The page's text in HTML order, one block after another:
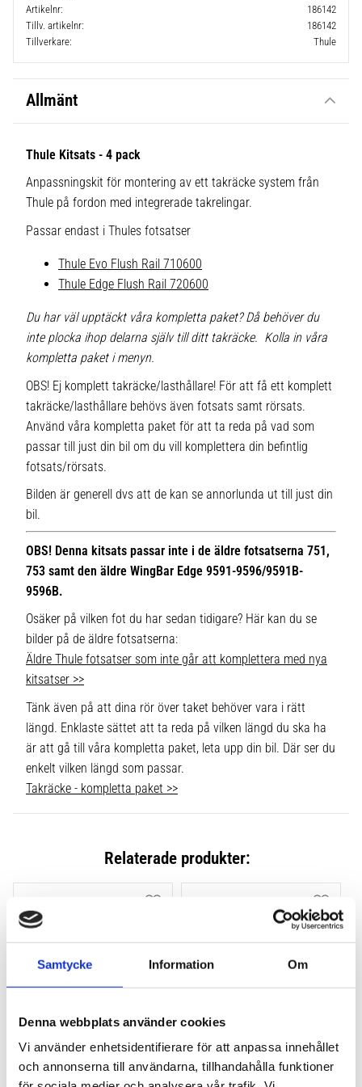
Samtycke Information Om
Denna webbplats använder cookies
Vi använder enhetsidentifierare för att anpassa innehållet
och annonserna till användarna, tillhandahålla funktioner
Artikelnr
186142
Tillv. artikelnr
186142
Tillverkare
Thule
Allmänt
Thule Kitsats - 4 pack
Anpassningskit för montering av ett takräcke system från
Thule på fordon med integrerade takrelingar.
Passar endast i Thules fotsatser
Thule Evo Flush Rail 710600
Thule Edge Flush Rail 720600
Du har väl upptäckt våra kompletta paket? Då behöver du
inte plocka ihop delarna själv till ditt takräcke. Kolla in våra
kompletta paket i menyn.
OBS! Ej komplett takräcke/lasthållare! För att få ett komplett
takräcke/lasthållare behövs även fotsats samt rörsats.
Använd våra kompletta paket för att ta reda på vad som
passar till just din bil om du vill komplettera din befintlig
fotsats/rörsats.
Bilden är generell dvs att de kan se annorlunda ut till just din
bil.
OBS! Denna kitsats passar inte i de äldre fotsatserna 751,
753 samt den äldre WingBar Edge 9591-9596/9591B-
9596B.
Osäker på vilken fot du har sedan tidigare? Här kan du se
bilder på de äldre fotsatserna:
Äldre Thule fotsatser som inte går att komplettera med nya
kitsatser >>
Tänk även på att dina rör över taket behöver vara i rätt
längd. Enklaste sättet att ta reda på vilken längd du ska ha
är att gå till våra kompletta paket, leta upp din bil. Där ser du
enkelt vilken längd som passar.
Takräcke - kompletta paket >>
Relaterade produkter:
THULE FLUSH RAIL EVO
4-PACK 710600
THULE FLUSH RAIL
EDGE FOTSATS 4-PACK
Lägg